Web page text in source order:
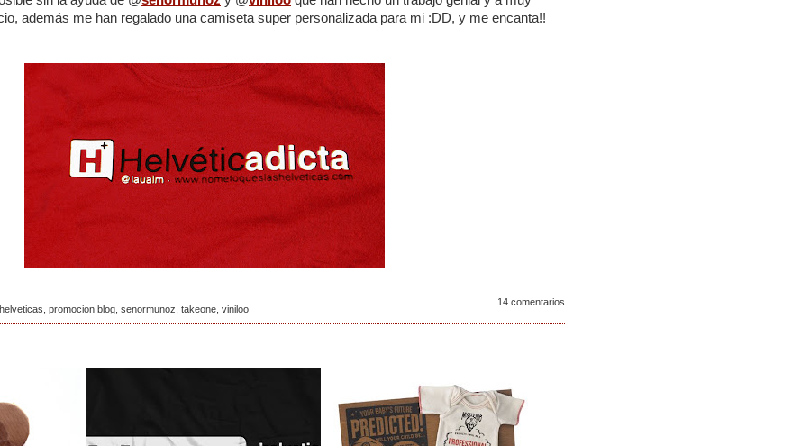
además me han regalado una camiseta super personalizada para mi :DD, y me encanta!!
promocion blog senormunoz takeone viniloo
14 comentarios